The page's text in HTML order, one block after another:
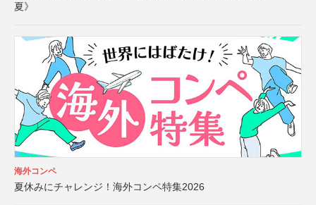
夏》
海外コンペ
夏休みにチャレンジ！海外コンペ特集2026